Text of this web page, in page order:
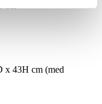
x 43H cm (med